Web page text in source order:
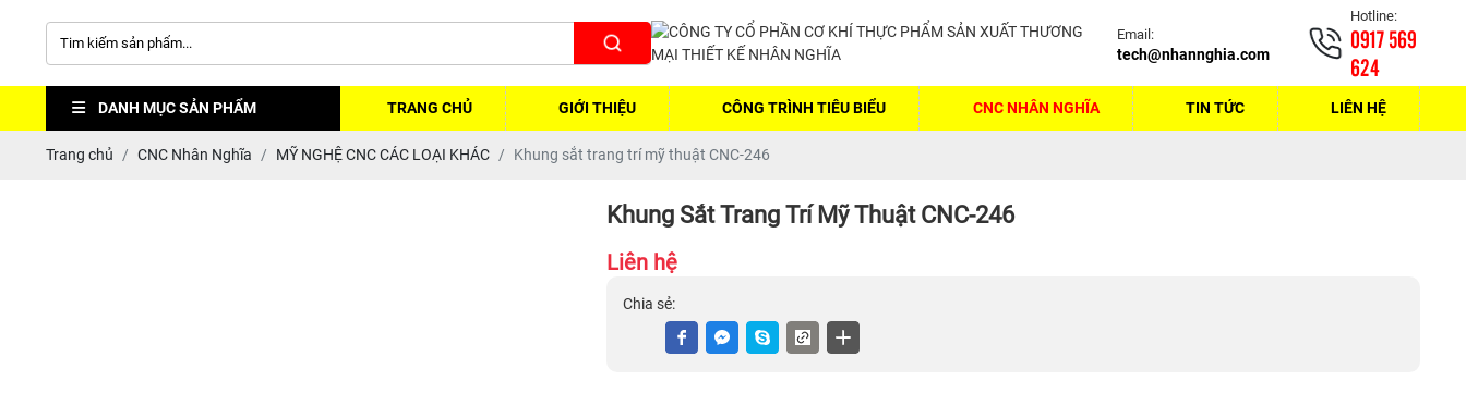
Email:
tech@nhannghia.com
Hotline:
0917 569
624
DANH MỤC SẢN PHẨM TRANG CHỦ GIỚI THIỆU CÔNG TRÌNH TIÊU BIỂU CNC NHÂN NGHĨA TIN TỨC LIÊN HỆ
Trang chủ CNC Nhân Nghĩa MỸ NGHỆ CNC CÁC LOẠI KHÁC Khung sắt trang trí mỹ thuật CNC-246
Khung Sắt Trang Trí Mỹ Thuật CNC-246
Liên hệ
Chia sẻ: